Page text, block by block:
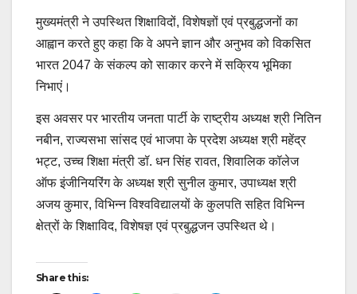
मुख्यमंत्री ने उपस्थित शिक्षाविदों, विशेषज्ञों एवं प्रबुद्धजनों का
आह्वान करते हुए कहा कि वे अपने ज्ञान और अनुभव को विकसित
भारत 2047 के संकल्प को साकार करने में सक्रिय भूमिका
निभाएं।
इस अवसर पर भारतीय जनता पार्टी के राष्ट्रीय अध्यक्ष श्री नितिन
नबीन, राज्यसभा सांसद एवं भाजपा के प्रदेश अध्यक्ष श्री महेंद्र
भट्ट, उच्च शिक्षा मंत्री डॉ. धन सिंह रावत, शिवालिक कॉलेज
ऑफ इंजीनियरिंग के अध्यक्ष श्री सुनील कुमार, उपाध्यक्ष श्री
अजय कुमार, विभिन्न विश्वविद्यालयों के कुलपति सहित विभिन्न
क्षेत्रों के शिक्षाविद, विशेषज्ञ एवं प्रबुद्धजन उपस्थित थे।
Post
Share this: